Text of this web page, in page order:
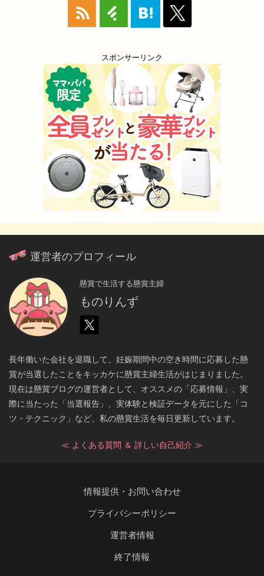
スポンサーリンク
運営者のプロフィール
懸賞で生活する懸賞主婦
ものりんず
長年働いた会社を退職して、妊娠期間中の空き時間に応募した懸
賞が当選したことをキッカケに懸賞主婦生活がはじまりました。
現在は懸賞ブログの運営者として、オススメの「応募情報」、実
際に当たった「当選報告」、実体験と検証データを元にした「コ
ツ・テクニック」など、私の懸賞生活を毎日更新しています。
≪ よくある質問 ＆ 詳しい自己紹介 ≫
情報提供・お問い合わせ
プライバシーポリシー
運営者情報
終了情報